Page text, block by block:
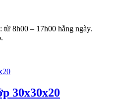
từ 8h00 – 17h00 hằng ngày.
30x30x20